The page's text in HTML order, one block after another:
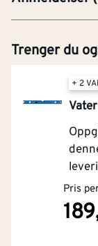
Trenger du
+ 2
Pris